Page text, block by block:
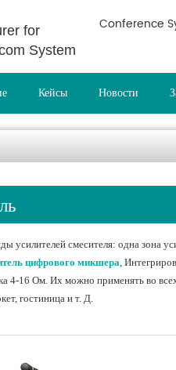
for
System
Conference
Кейсы Новости
усилителей смесителя: одна зона
цифрового микшера,
16 Ом. Их можно применять во всех
гостиница и т. Д.